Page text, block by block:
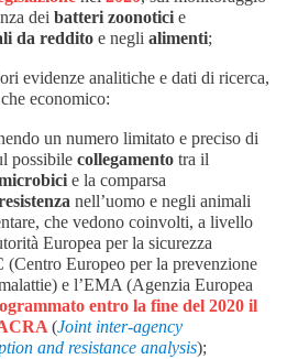
dei batteri zoonotici e
da reddito e negli alimenti;
evidenze analitiche e dati di ricerca,
economico:
un numero limitato e preciso di
possibile collegamento tra il
e la comparsa
nell’uomo e negli animali
che vedono coinvolti, a livello
Europea per la sicurezza
(Centro Europeo per la prevenzione
e l’EMA (Agenzia Europea
entro la fine del 2020 il
(Joint inter-agency
and resistance analysis);